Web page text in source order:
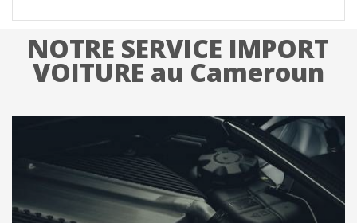
NOTRE SERVICE IMPORT
VOITURE au Cameroun